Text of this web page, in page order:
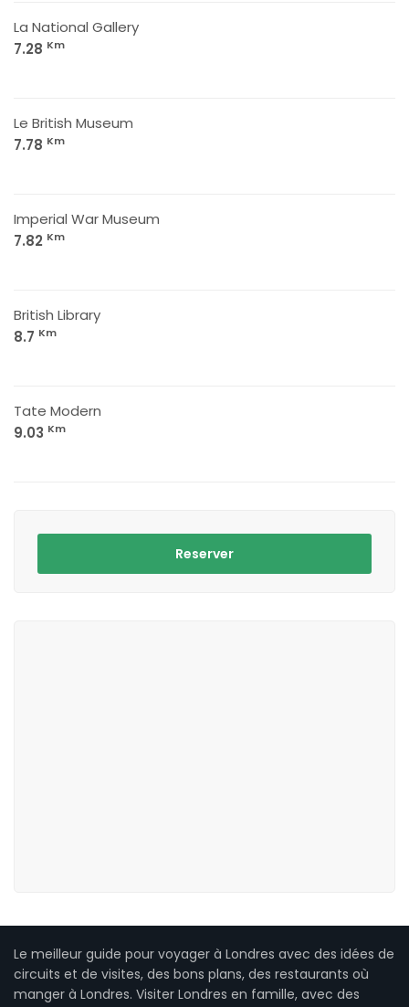
La National Gallery
7.28 Km
Le British Museum
7.78 Km
Imperial War Museum
7.82 Km
British Library
8.7 Km
Tate Modern
9.03 Km
Reserver
Le meilleur guide pour voyager à Londres avec des idées de
circuits et de visites, des bons plans, des restaurants où
manger à Londres. Visiter Londres en famille, avec des